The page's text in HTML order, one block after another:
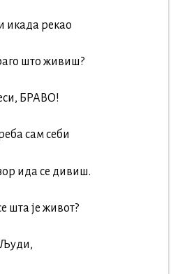
икада рекао
што живиш?
БРАВО!
сам себи
ида се дивиш.
шта је живот?
Људи,